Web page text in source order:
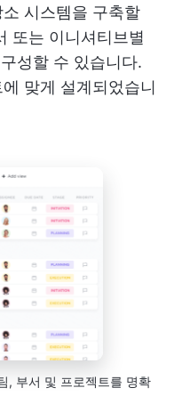
시스템을 구축할
또는 이니셔티브별
성할 수 있습니다.
맞게 설계되었습니
, 부서 및 프로젝트를 명확